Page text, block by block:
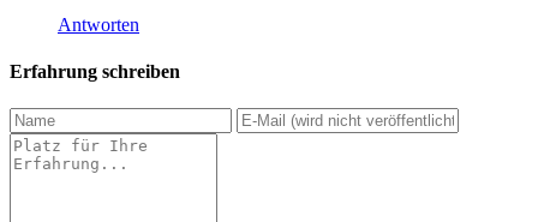
Antworten
Erfahrung schreiben